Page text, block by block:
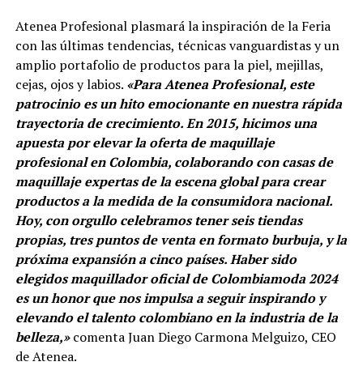
Atenea Profesional plasmará la inspiración de la Feria
con las últimas tendencias, técnicas vanguardistas y un
amplio portafolio de productos para la piel, mejillas,
cejas, ojos y labios. «Para Atenea Profesional, este
patrocinio es un hito emocionante en nuestra rápida
trayectoria de crecimiento. En 2015, hicimos una
apuesta por elevar la oferta de maquillaje
profesional en Colombia, colaborando con casas de
maquillaje expertas de la escena global para crear
productos a la medida de la consumidora nacional.
Hoy, con orgullo celebramos tener seis tiendas
propias, tres puntos de venta en formato burbuja, y la
próxima expansión a cinco países. Haber sido
elegidos maquillador oficial de Colombiamoda 2024
es un honor que nos impulsa a seguir inspirando y
elevando el talento colombiano en la industria de la
belleza,»comenta Juan Diego Carmona Melguizo, CEO
de Atenea.